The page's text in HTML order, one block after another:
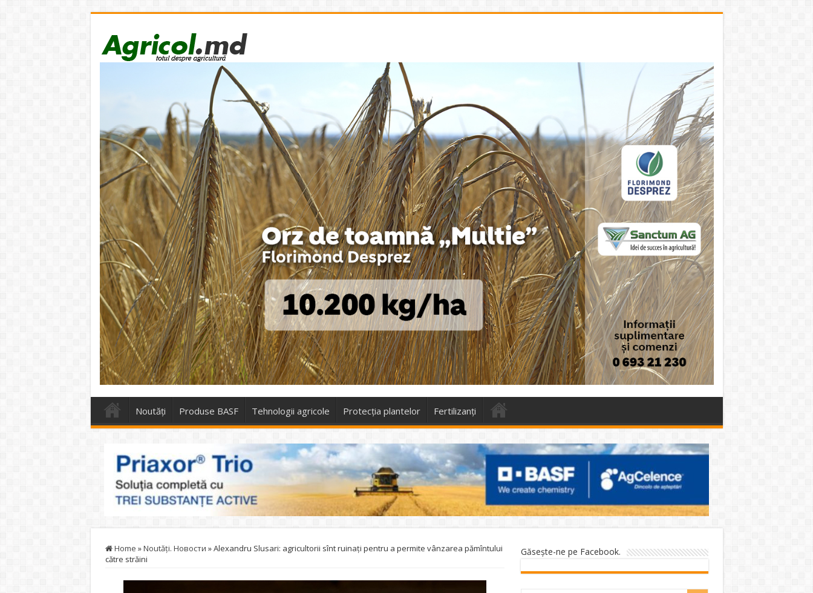
Noutăți Produse BASF Tehnologii agricole Protecţia plantelor Fertilizanți
Home »Noutăţi. Новости »Alexandru Slusari: agricultorii sînt ruinaţi pentru a permite vânzarea pămîntului
către străini
Găseşte-ne pe Facebook.